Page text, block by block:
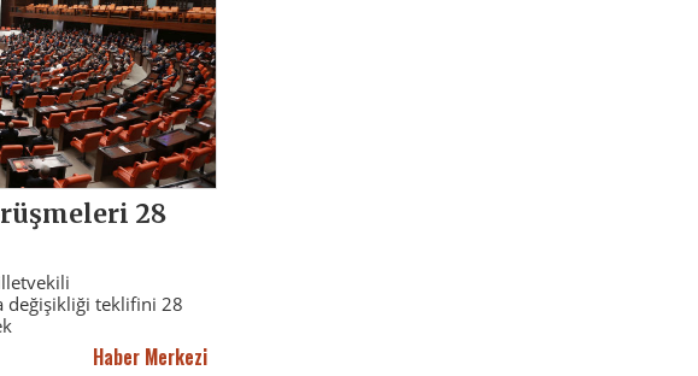
28
değişikliği teklifini 28
Haber Merkezi